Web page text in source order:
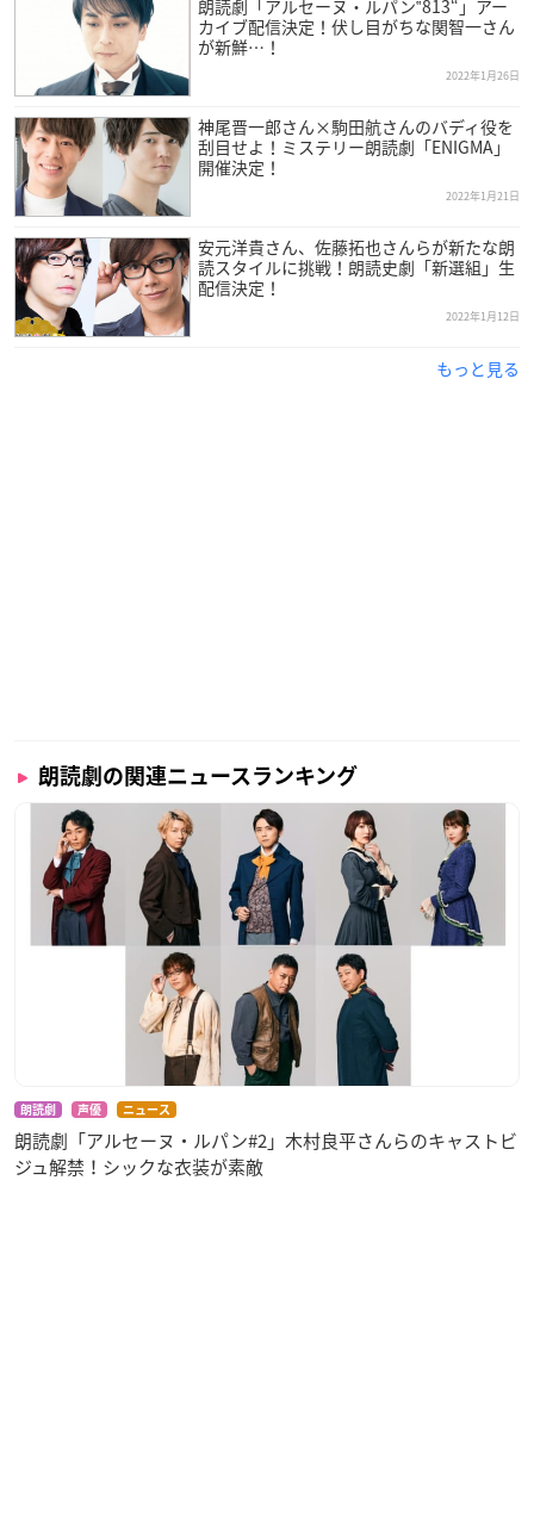
観客の選択によってルートが変わり、予測不能な展開が繰
り広げられる新感覚朗読劇のBlu-r
ayが発売決定！
声優・浪川大輔 が館長を務める新感覚朗読劇プロジェクト
「READING MUSEUM」第5弾。
新進気鋭の作家と豪華声優陣のタッグによって実現した本
シリーズ。
待望の新作は、好評を博した第3弾「デッドロックド・ディ
ティクティヴズ～百万探偵都市の史上最悪密室～」の
続編となる「デッドロックド・デリヴァリーズ～百万探偵
前作同様、今回も業界注目のシナリオライター・amphibia
≪収録内容≫
【Disc-1】
◆READING MUSEUM「デッドロックド・デリヴァリーズ
～百万探偵都市の殺人宅配～」
・2022年1月30日（日）公演＜昼の部＞ 本編映像＋アフタ
ートーク
・2022年1月30日（日）公演＜夜の部＞ 本編映像＋アフタ
（出演者…【シゲムラ】浪川大輔【ノロ】 白井悠介
【クロス】中島ヨシキ）
【Disc-2】
◆READING MUSEUM「デッドロックド・デリヴァリーズ
～百万探偵都市の殺人宅配～」
朗読劇「アルセーヌ・ルパン‟813“」アー
カイブ配信決定！伏し目がちな関智一さん
が新鮮…！
2022年1月26日
神尾晋一郎さん×駒田航さんのバディ役を
刮目せよ！ミステリー朗読劇「ENIGMA」
開催決定！
2022年1月21日
安元洋貴さん、佐藤拓也さんらが新たな朗
読スタイルに挑戦！朗読史劇「新選組」生
配信決定！
2022年1月12日
もっと見る
朗読劇の関連ニュースランキング
朗読劇 声優 ニュース
朗読劇「アルセーヌ・ルパン#2」木村良平さんらのキャストビ
ジュ解禁！シックな衣装が素敵